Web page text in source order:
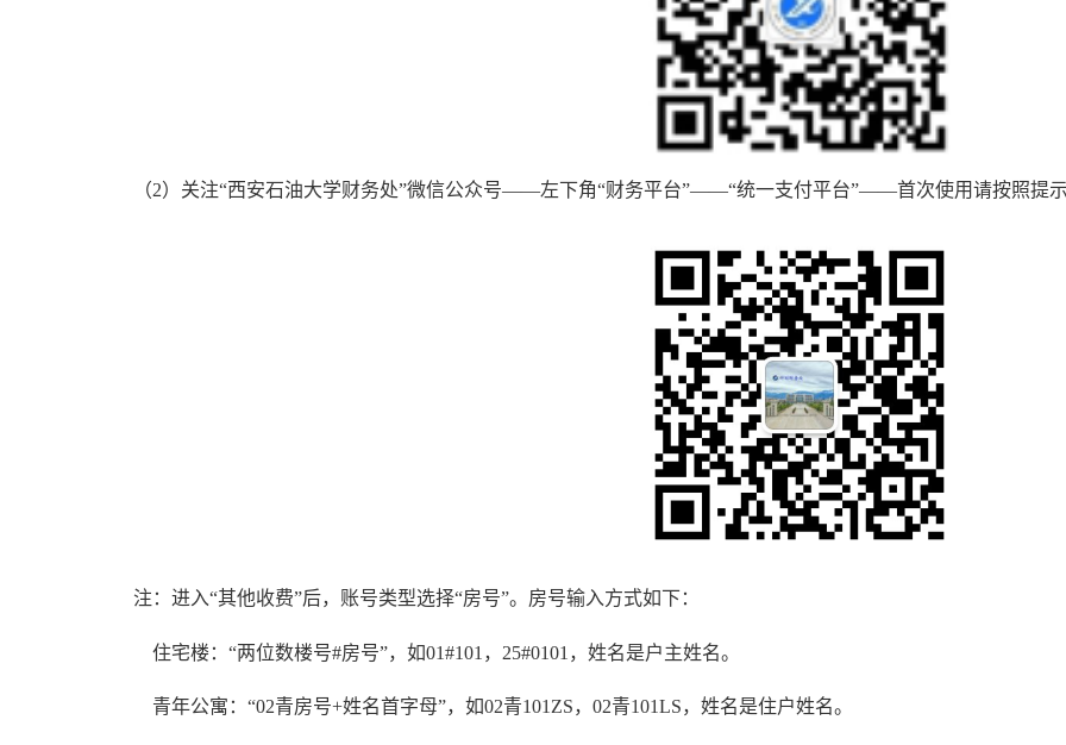
（2）关注“西安石油大学财务处”微信公众号——左下角“财务平台”——“统一支付平台”——首次使用请按照提
注：进入“其他收费”后，账号类型选择“房号”。房号输入方式如下：
住宅楼：“两位数楼号#房号”，如01#101，25#0101，姓名是户主姓名。
青年公寓：“02青房号+姓名首字母”，如02青101ZS，02青101LS，姓名是住户姓名。